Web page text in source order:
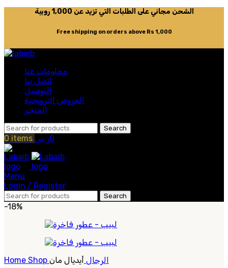
الشحن مجاني على الطلبات التي تزيد عن 1,000 روبية
Free shipping on orders above Rs 1,000
معلومات عنا
اتصل بنا
التوصيل
العروض الترويجية
المتجر
Search
0 items 0ر.س
Menu
Login / Register
Search
-18%
Home Shop الرجال أيديال مان